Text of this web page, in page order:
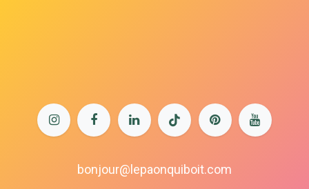
bonjour@lepaonquiboit.com